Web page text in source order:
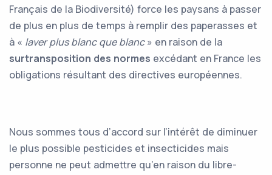
Français de la Biodiversité) force les paysans à passer
de plus en plus de temps à remplir des paperasses et
à « laver plus blanc que blanc» en raison de la
surtransposition des normes excédant en France les
obligations résultant des directives européennes.
Nous sommes tous d’accord sur l’intérêt de diminuer
le plus possible pesticides et insecticides mais
personne ne peut admettre qu’en raison du libre-